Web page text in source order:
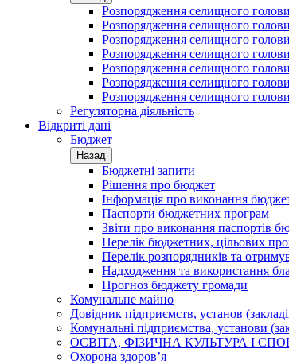
Розпорядження селищного
Розпорядження селищного
Розпорядження селищного
Розпорядження селищного
Розпорядження селищного
Розпорядження селищного
Розпорядження селищного
Регуляторна діяльність
Відкриті дані
Бюджет
Назад
Бюджетні запити
Рішення про бюджет
Інформація про виконання
Паспорти бюджетних програм
Звіти про виконання паспортів
Перелік бюджетних, цільових
Перелік розпорядників та
Надходження та використання
Прогноз бюджету громади
Комунальне майно
Довідник підприємств, установ
Комунальні підприємства, установи
ОСВІТА, ФІЗИЧНА КУЛЬТУРА І
Охорона здоров’я